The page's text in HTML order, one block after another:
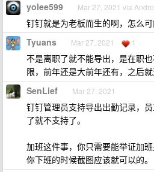
yolee599 Mar 27, 2021 via
钉钉就是为老板而生的啊，怎么
Tyuans Mar 27, 2021 1
不是离职了就不能导出，是在职
限，前年还是大前年还有，之后就
SenLief Mar 27, 2021
钉钉管理员支持导出出勤记录，
了就不支持了。
加班这件事，你只需要能举证加
你下班的时候截图应该就可以的。